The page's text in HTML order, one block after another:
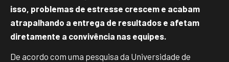
isso, problemas de estresse crescem e acabam
atrapalhando a entrega de resultados e afetam
diretamente a convivência nas equipes.
De acordo com uma pesquisa da Universidade de